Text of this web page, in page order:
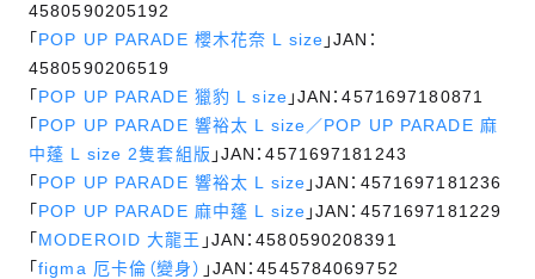
4580590205192
「 POP UP PARADE 櫻木花奈 L size 」JAN：
4580590206519
「 POP UP PARADE 獵豹 L size 」JAN：4571697180871
「 POP UP PARADE 響裕太 L size／POP UP PARADE 麻
中蓬 L size 2隻套組版 」JAN：4571697181243
「 POP UP PARADE 響裕太 L size 」JAN：4571697181236
「 POP UP PARADE 麻中蓬 L size 」JAN：4571697181229
「 MODEROID 大龍王 」JAN：4580590208391
「figma 厄卡倫（變身） 」JAN：4545784069752